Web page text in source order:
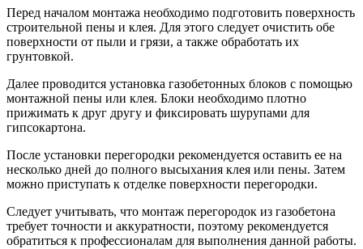
Перед началом монтажа необходимо подготовить поверхность
строительной пены и клея. Для этого следует очистить обе
поверхности от пыли и грязи, а также обработать их
грунтовкой.
Далее проводится установка газобетонных блоков с помощью
монтажной пены или клея. Блоки необходимо плотно
прижимать к друг другу и фиксировать шурупами для
гипсокартона.
После установки перегородки рекомендуется оставить ее на
несколько дней до полного высыхания клея или пены. Затем
можно приступать к отделке поверхности перегородки.
Следует учитывать, что монтаж перегородок из газобетона
требует точности и аккуратности, поэтому рекомендуется
обратиться к профессионалам для выполнения данной работы.